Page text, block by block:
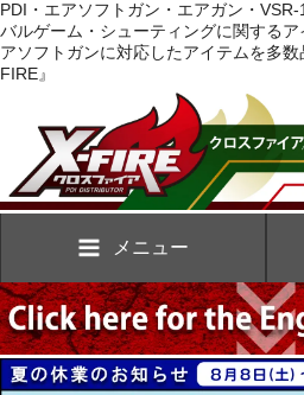
PDI・エアソフトガン・エアガン・
バルゲーム・シューティングに関する
アソフトガンに対応したアイテムを多
FIRE』
メニュー